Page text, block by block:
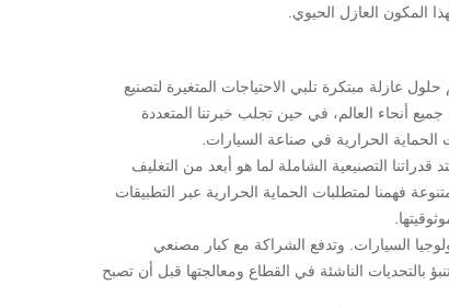
المكون العازل الحيوي.
عازلة مبتكرة تلبي الاحتياجات المتغيرة لتصنيع
أنحاء العالم، في حين تجلب خبرتنا المتعددة
الحرارية في صناعة السيارات.
التصنيعية الشاملة لما هو أبعد من التغليف
فهمنا لمتطلبات الحماية الحرارية عبر التطبيقات
السيارات. وتدفع الشراكة مع كبار مصنعي
بالتحديات الناشئة في القطاع ومعالجتها قبل أن تصبح